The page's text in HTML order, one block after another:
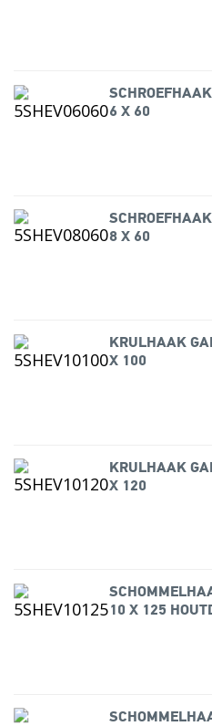
6 X 60
8 X 60
KRULHAAK
X 100
KRULHAAK
X 120
10 X 125